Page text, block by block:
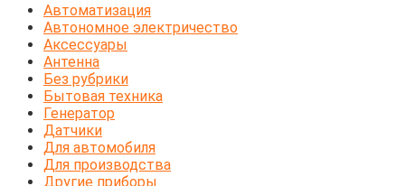
Автоматизация
Автономное электричество
Аксессуары
Антенна
Без рубрики
Бытовая техника
Генератор
Датчики
Для автомобиля
Для производства
Другие приборы